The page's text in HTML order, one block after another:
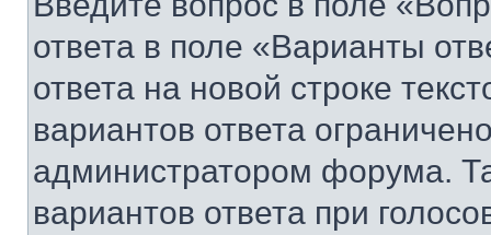
ответа в поле «Варианты
ответа на новой строке
вариантов ответа
администратором форума.
вариантов ответа при